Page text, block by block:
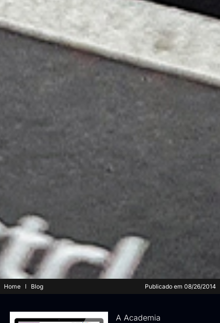
Home Blog Publicado em 08/26/2014
A Academia